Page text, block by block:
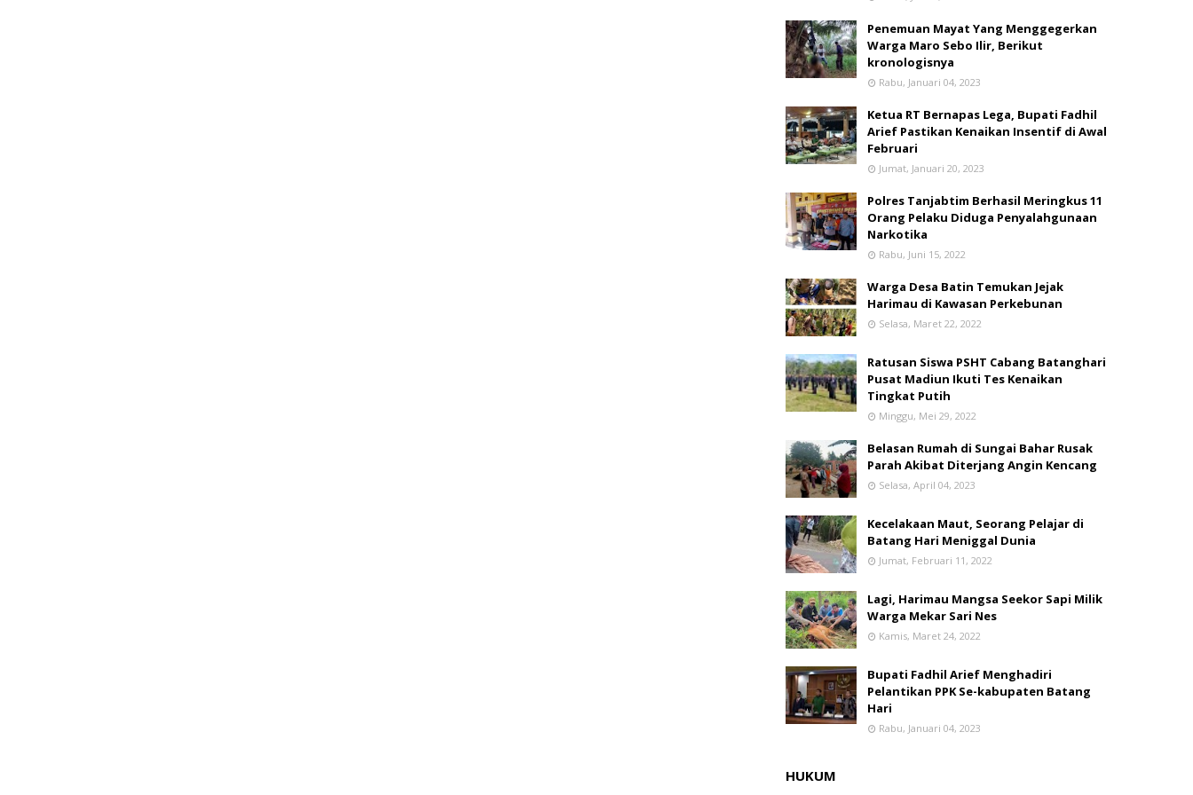
Penemuan Mayat Yang Menggegerkan
Warga Maro Sebo Ilir, Berikut
kronologisnya
Rabu, Januari 04, 2023
Ketua RT Bernapas Lega, Bupati Fadhil
Arief Pastikan Kenaikan Insentif di Awal
Februari
Jumat, Januari 20, 2023
Polres Tanjabtim Berhasil Meringkus 11
Orang Pelaku Diduga Penyalahgunaan
Narkotika
Rabu, Juni 15, 2022
Warga Desa Batin Temukan Jejak
Harimau di Kawasan Perkebunan
Selasa, Maret 22, 2022
Ratusan Siswa PSHT Cabang Batanghari
Pusat Madiun Ikuti Tes Kenaikan
Tingkat Putih
Minggu, Mei 29, 2022
Belasan Rumah di Sungai Bahar Rusak
Parah Akibat Diterjang Angin Kencang
Selasa, April 04, 2023
Kecelakaan Maut, Seorang Pelajar di
Batang Hari Meniggal Dunia
Jumat, Februari 11, 2022
Lagi, Harimau Mangsa Seekor Sapi Milik
Warga Mekar Sari Nes
Kamis, Maret 24, 2022
Bupati Fadhil Arief Menghadiri
Pelantikan PPK Se-kabupaten Batang
Hari
Rabu, Januari 04, 2023
HUKUM